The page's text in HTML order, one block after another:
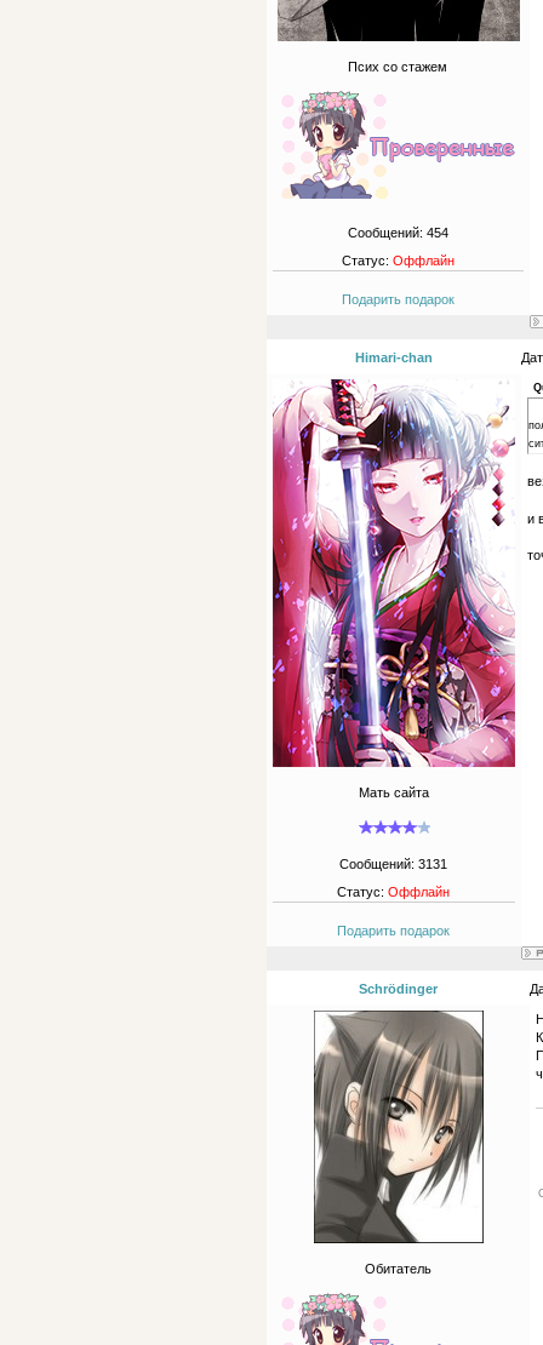
Псих со стажем
Сообщений: 454
Статус: Оффлайн
Подарить подарок
Himari-chan
Мать сайта
Сообщений:3131
Статус:Оффлайн
Подарить подарок
и
Schrödinger
Обитатель